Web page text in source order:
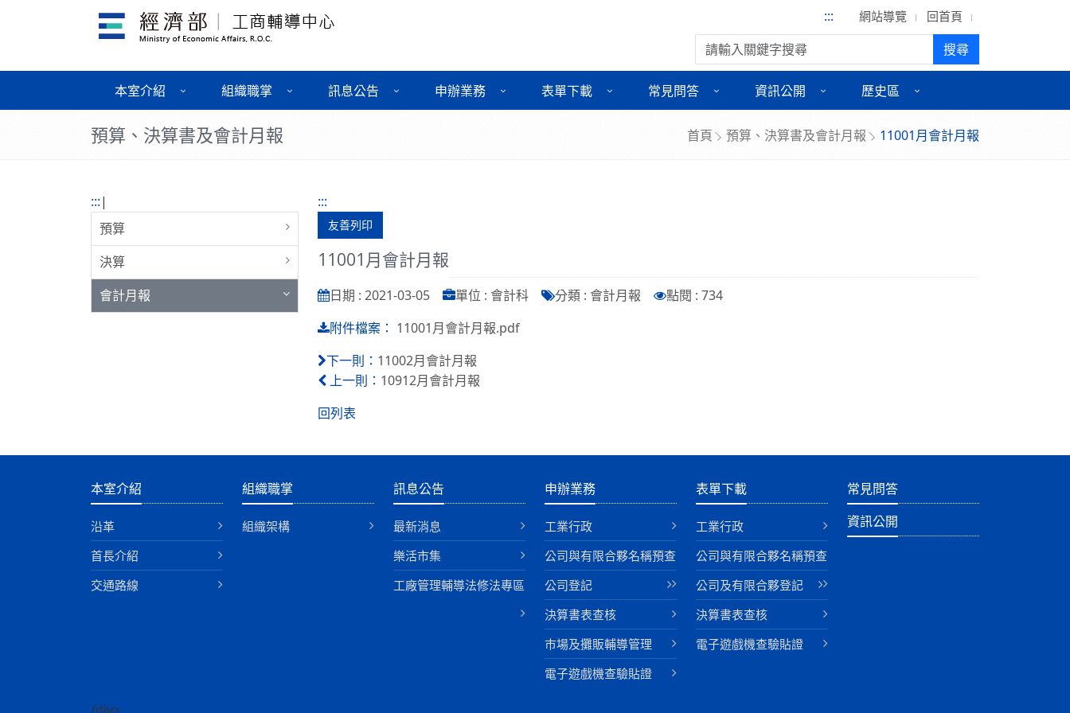
::: 網站導覽 回首頁
搜尋: 搜尋
本室介紹 組織職掌 訊息公告 申辦業務 表單下載 常見問答 資訊公開 歷史區
預算、決算書及會計月報 首頁 預算、決算書及會計月報 11001月會計月報
:::|
預算
決算
會計月報
:::
友善列印
11001月會計月報
日期 : 2021-03-05 單位 : 會計科 分類 : 會計月報 點閱 : 734
附件檔案： 11001月會計月報.pdf
下一則： 11002月會計月報
上一則： 10912月會計月報
回列表
本室介紹
沿革
首長介紹
交通路線
組織職掌
組織架構
訊息公告
最新消息
樂活市集
工廠管理輔導法修法專區
申辦業務
工業行政
公司與有限合夥名稱預查
公司登記
決算書表查核
巿場及攤販輔導管理
電子遊戲機查驗貼證
表單下載
工業行政
公司與有限合夥名稱預查
公司及有限合夥登記
決算書表查核
電子遊戲機查驗貼證
常見問答
資訊公開